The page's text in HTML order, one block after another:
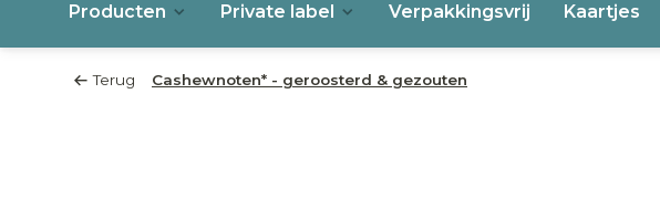
Producten Private label Verpakkingsvrij Kaartjes
Terug Cashewnoten* - geroosterd & gezouten